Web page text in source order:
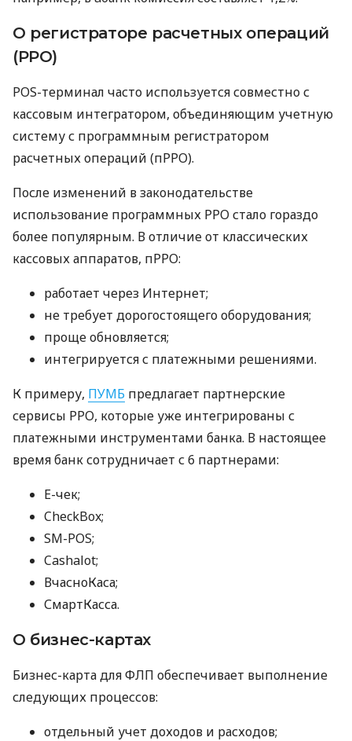
О регистраторе расчетных операций
(РРО)
POS-терминал часто используется совместно с
кассовым интегратором, объединяющим учетную
систему с программным регистратором
расчетных операций (пРРО).
После изменений в законодательстве
использование программных РРО стало гораздо
более популярным. В отличие от классических
кассовых аппаратов, пРРО:
работает через Интернет;
не требует дорогостоящего оборудования;
проще обновляется;
интегрируется с платежными решениями.
К примеру, ПУМБ предлагает партнерские
сервисы РРО, которые уже интегрированы с
платежными инструментами банка. В настоящее
время банк сотрудничает с 6 партнерами:
E-чек;
CheckBox;
SM-POS;
Cashalot;
ВчасноКаса;
СмартКасса.
О бизнес-картах
Бизнес-карта для ФЛП обеспечивает выполнение
следующих процессов:
отдельный учет доходов и расходов;